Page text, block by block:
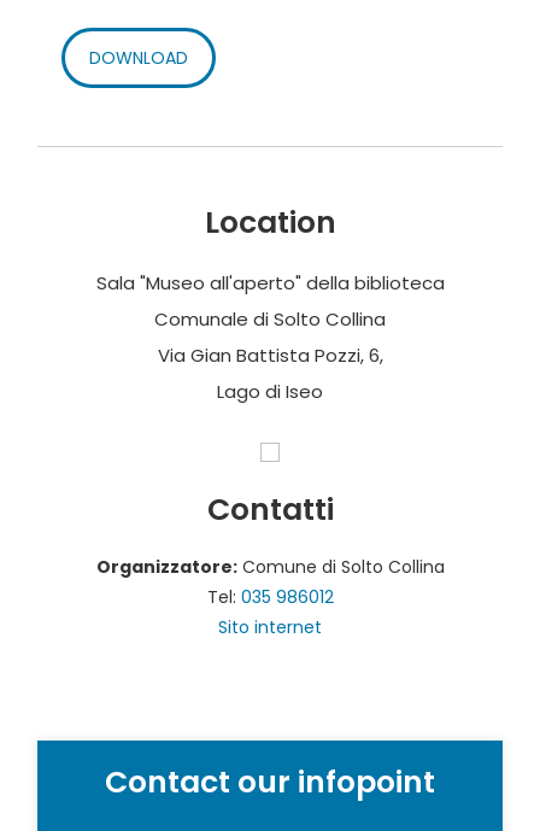
DOWNLOAD
Location
Sala "Museo all'aperto" della biblioteca
Comunale di Solto Collina
Via Gian Battista Pozzi, 6,
Lago di Iseo
Contatti
Organizzatore:Comune di Solto Collina
Tel: 035 986012
Sito internet
Contact our infopoint